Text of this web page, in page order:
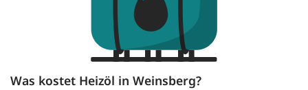
Was kostet Heizöl in Weinsberg?